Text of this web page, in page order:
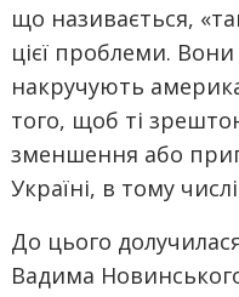
що називається,
цієї проблеми.
накручують
того, щоб ті
зменшення або
Україні, в тому
До цього
Вадима